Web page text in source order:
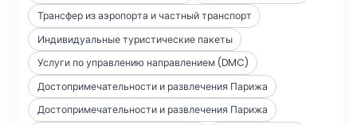
Трансфер из аэропорта и частный транспорт
Индивидуальные туристические пакеты
Услуги по управлению направлением (DMC)
Достопримечательности и развлечения Парижа
Достопримечательности и развлечения Парижа